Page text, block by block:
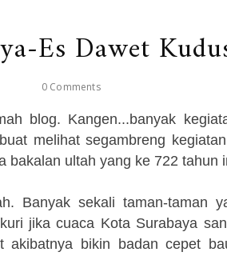
Es Dawet
0 Comments
blog. Kangen...banyak
melihat segambreng
bakalan ultah yang ke 722 tahun
Banyak sekali taman-taman
jika cuaca Kota Surabaya
akibatnya bikin badan cepet